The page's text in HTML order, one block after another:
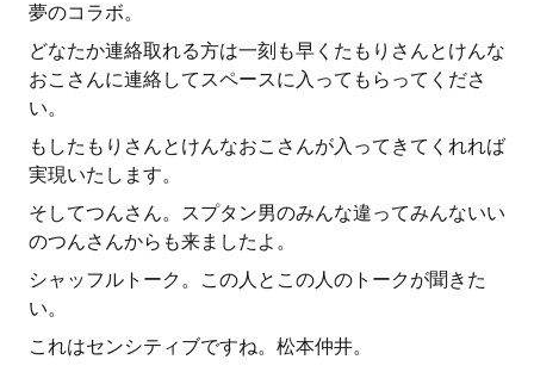
夢のコラボ。
どなたか連絡取れる方は一刻も早くたもりさんとけんな
おこさんに連絡してスペースに入ってもらってくださ
い。
もしたもりさんとけんなおこさんが入ってきてくれれば
実現いたします。
そしてつんさん。スプタン男のみんな違ってみんないい
のつんさんからも来ましたよ。
シャッフルトーク。この人とこの人のトークが聞きた
い。
これはセンシティブですね。松本仲井。